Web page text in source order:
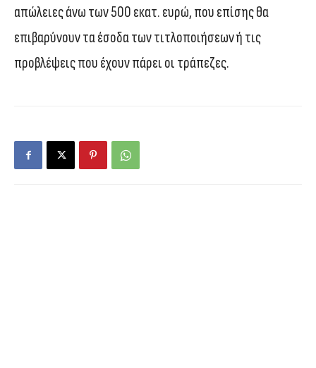
απώλειες άνω των 500 εκατ. ευρώ, που επίσης θα
επιβαρύνουν τα έσοδα των τιτλοποιήσεων ή τις
προβλέψεις που έχουν πάρει οι τράπεζες.